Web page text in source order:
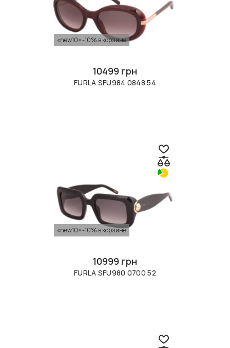
«new10» -10% в корзине
10499 грн
FURLA SFU984 0848 54
«new10» -10% в корзине
10999 грн
FURLA SFU980 0700 52